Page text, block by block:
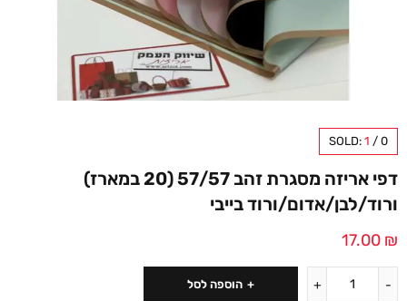
SOLD: 1 / 0
דפי אריזה מסגרת זהב 57/57 (20 במארז)
ורוד/לבן/אדום/ורוד בייבי
17.00 ₪
הוספה לסל